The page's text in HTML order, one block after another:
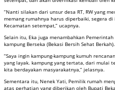
“Nanti silakan dari unsur desa RT, RW yang
memang rumahnya harus diperbaiki, segera
Kecamatan setempat,” ucapnya.
Selain itu, Eka juga menambahkan
kampung Berseka (Bekasi Bersih Sehat Berkah).
“Saya ingin kampung-kampung kumuh
yang layak. kampung yang tertata, dari mulai
kita berdayakan masyarakatnya,” jelasnya.
Sementara itu, Nenek Yati, Pemilik rumah
atas perhatian yang diberikan oleh Bupati